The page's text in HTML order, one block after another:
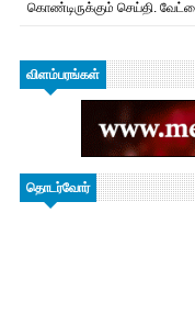
கொண்டிருக்கும் செய்தி.
விளம்பரங்கள்
தொடர்வோர்